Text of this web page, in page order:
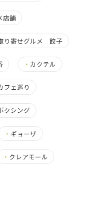
店舗
り寄せグルメ 餃子
・ カクテル
フェ巡り
クシング
・ ギョーザ
・ クレアモール